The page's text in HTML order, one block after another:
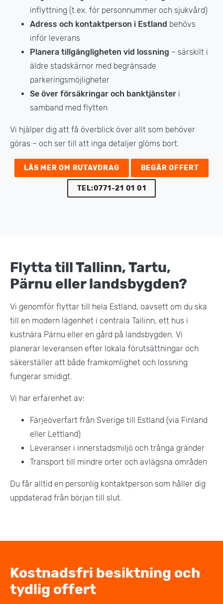
inflyttning (t.ex. för personnummer och sjukvård)
Adress och kontaktperson i Estland behövs
inför leverans
Planera tillgängligheten vid lossning – särskilt i
äldre stadskärnor med begränsade
parkeringsmöjligheter
Se över försäkringar och banktjänster i
samband med flytten
Vi hjälper dig att få överblick över allt som behöver
göras – och ser till att inga detaljer glöms bort.
LÄS MER OM RUTAVDRAG BEGÄR OFFERT
TEL:0771-21 01 01
Flytta till Tallinn, Tartu,
Pärnu eller landsbygden?
Vi genomför flyttar till hela Estland, oavsett om du ska
till en modern lägenhet i centrala Tallinn, ett hus i
kustnära Pärnu eller en gård på landsbygden. Vi
planerar leveransen efter lokala förutsättningar och
säkerställer att både framkomlighet och lossning
fungerar smidigt.
Vi har erfarenhet av:
Färjeöverfart från Sverige till Estland (via Finland
eller Lettland)
Leveranser i innerstadsmiljö och trånga gränder
Transport till mindre orter och avlägsna områden
Du får alltid en personlig kontaktperson som håller dig
uppdaterad från början till slut.
Kostnadsfri besiktning och
tydlig offert